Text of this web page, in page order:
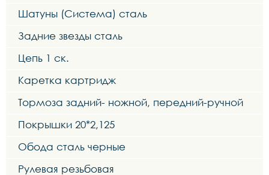
Шатуны (Система) сталь
Задние звезды сталь
Цепь 1 ск.
Каретка картридж
Тормоза задний- ножной, передний-ручной
Покрышки 20*2,125
Обода сталь черные
Рулевая резьбовая